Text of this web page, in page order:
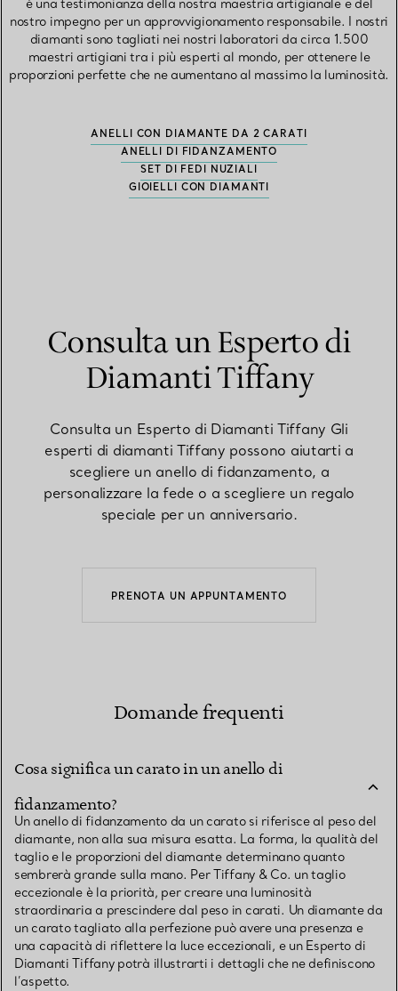
è una testimonianza della nostra maestria artigianale e del
nostro impegno per un approvvigionamento responsabile. I nostri
diamanti sono tagliati nei nostri laboratori da circa 1.500
maestri artigiani tra i più esperti al mondo, per ottenere le
proporzioni perfette che ne aumentano al massimo la luminosità.
ANELLI CON DIAMANTE DA 2 CARATI
ANELLI DI FIDANZAMENTO
SET DI FEDI NUZIALI
GIOIELLI CON DIAMANTI
Consulta un Esperto di
Diamanti Tiffany
Consulta un Esperto di Diamanti Tiffany Gli
esperti di diamanti Tiffany possono aiutarti a
scegliere un anello di fidanzamento, a
personalizzare la fede o a scegliere un regalo
speciale per un anniversario.
PRENOTA UN APPUNTAMENTO
Domande frequenti
Cosa significa un carato in un anello di
fidanzamento?
Un anello di fidanzamento da un carato si riferisce al peso del
diamante, non alla sua misura esatta. La forma, la qualità del
taglio e le proporzioni del diamante determinano quanto
sembrerà grande sulla mano. Per Tiffany & Co. un taglio
eccezionale è la priorità, per creare una luminosità
straordinaria a prescindere dal peso in carati. Un diamante da
un carato tagliato alla perfezione può avere una presenza e
una capacità di riflettere la luce eccezionali, e un Esperto di
Diamanti Tiffany potrà illustrarti i dettagli che ne definiscono
l’aspetto.